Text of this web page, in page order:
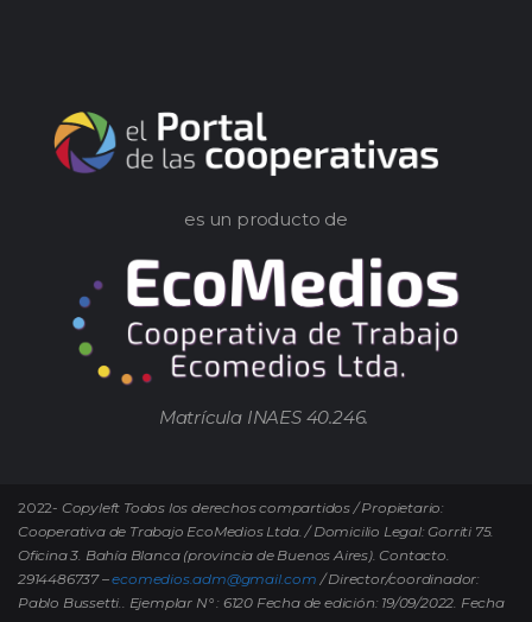
es un producto de
Matrícula INAES 40.246.
2022- Copyleft Todos los derechos compartidos / Propietario:
Cooperativa de Trabajo EcoMedios Ltda. / Domicilio Legal: Gorriti 75.
Oficina 3. Bahía Blanca (provincia de Buenos Aires). Contacto.
2914486737 –ecomedios.adm@gmail.com / Director/coordinador:
Pablo Bussetti.. Ejemplar N° : 6120 Fecha de edición: 19/09/2022. Fecha